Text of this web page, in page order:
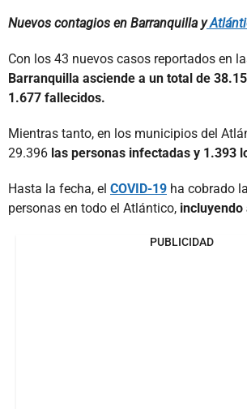
Nuevos contagios en Barranquilla y
Con los 43 nuevos casos reportados en
Barranquilla asciende a un total de
1.677 fallecidos.
Mientras tanto, en los municipios del
29.396 las personas infectadas y 1.393
Hasta la fecha, el COVID-19 ha cobrado
personas en todo el Atlántico,
PUBLICIDAD